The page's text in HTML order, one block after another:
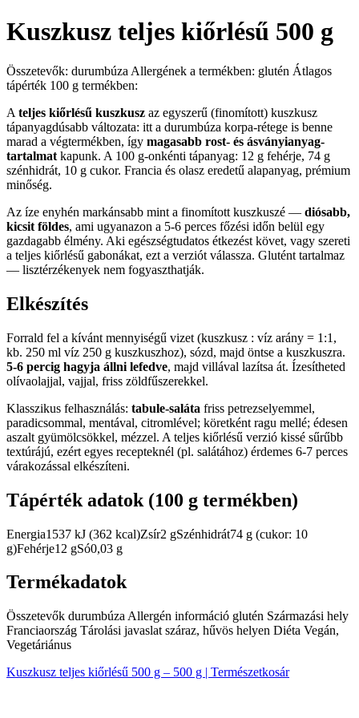
Kuszkusz teljes kiőrlésű 500 g
Összetevők: durumbúza Allergének a termékben: glutén Átlagos
tápérték 100 g termékben:
A teljes kiőrlésű kuszkusz az egyszerű (finomított) kuszkusz
tápanyagdúsabb változata: itt a durumbúza korpa-rétege is benne
marad a végtermékben, így magasabb rost- és ásványianyag-
tartalmat kapunk. A 100 g-onkénti tápanyag: 12 g fehérje, 74 g
szénhidrát, 10 g cukor. Francia és olasz eredetű alapanyag, prémium
minőség.
Az íze enyhén markánsabb mint a finomított kuszkuszé — diósabb,
kicsit földes, ami ugyanazon a 5-6 perces főzési időn belül egy
gazdagabb élmény. Aki egészségtudatos étkezést követ, vagy szereti
a teljes kiőrlésű gabonákat, ezt a verziót válassza. Glutént tartalmaz
— lisztérzékenyek nem fogyaszthatják.
Elkészítés
Forrald fel a kívánt mennyiségű vizet (kuszkusz : víz arány = 1:1,
kb. 250 ml víz 250 g kuszkuszhoz), sózd, majd öntse a kuszkuszra.
5-6 percig hagyja állni lefedve, majd villával lazítsa át. Ízesítheted
olívaolajjal, vajjal, friss zöldfűszerekkel.
Klasszikus felhasználás: tabule-saláta friss petrezselyemmel,
paradicsommal, mentával, citromlével; köretként ragu mellé; édesen
aszalt gyümölcsökkel, mézzel. A teljes kiőrlésű verzió kissé sűrűbb
textúrájú, ezért egyes recepteknél (pl. salátához) érdemes 6-7 perces
várakozással elkészíteni.
Tápérték adatok (100 g termékben)
Energia1537 kJ (362 kcal)Zsír2 gSzénhidrát74 g (cukor: 10
g)Fehérje12 gSó0,03 g
Termékadatok
Összetevők durumbúza Allergén információ glutén Származási hely
Franciaország Tárolási javaslat száraz, hűvös helyen Diéta Vegán,
Vegetáriánus
Kuszkusz teljes kiőrlésű 500 g – 500 g | Természetkosár